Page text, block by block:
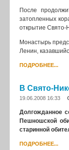
После
затопленных
открытие Свято-
Монастырь
Ленин,
ПОДРОБНЕЕ...
В Свято-
19.06.2008 16:33
Долгожданное
Пешношской
старинной
ПОДРОБНЕЕ...